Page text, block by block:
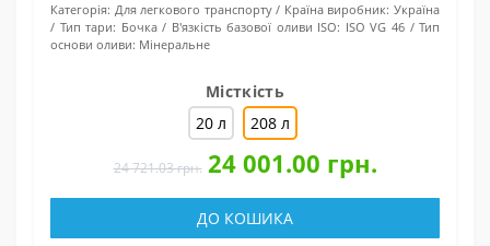
Категорія: Для легкового транспорту Країна виробник: Україна
Тип тари: Бочка В'язкість базової оливи ISO: ISO VG 46
Тип
основи оливи: Мінеральне
Місткість
20 л
208 л
24 721.03 грн. 24 001.00 грн.
ДО КОШИКА